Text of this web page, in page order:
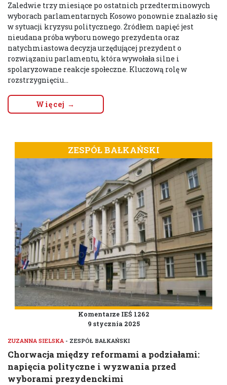
Zaledwie trzy miesiące po ostatnich przedterminowych
wyborach parlamentarnych Kosowo ponownie znalazło się
w sytuacji kryzysu politycznego. Źródłem napięć jest
nieudana próba wyboru nowego prezydenta oraz
natychmiastowa decyzja urzędującej prezydent o
rozwiązaniu parlamentu, która wywołała silne i
spolaryzowane reakcje społeczne. Kluczową rolę w
rozstrzygnięciu...
Więcej →
ZESPÓŁ BAŁKAŃSKI
Komentarze IEŚ 1262
9 stycznia 2025
ZUZANNA SIELSKA - ZESPÓŁ BAŁKAŃSKI
Chorwacja między reformami a podziałami:
napięcia polityczne i wyzwania przed
wyborami prezydenckimi